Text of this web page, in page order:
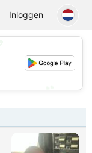
Inloggen